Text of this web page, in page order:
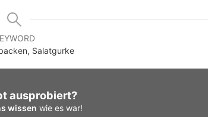
Salatgurke
ausprobiert?
wissen wie es war!